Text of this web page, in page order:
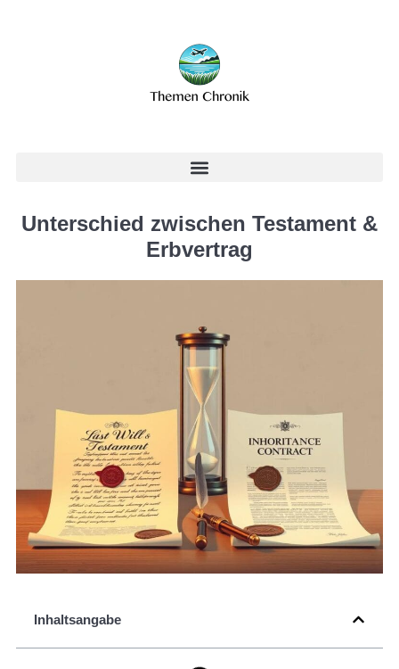
Unterschied zwischen Testament &
Erbvertrag
Inhaltsangabe